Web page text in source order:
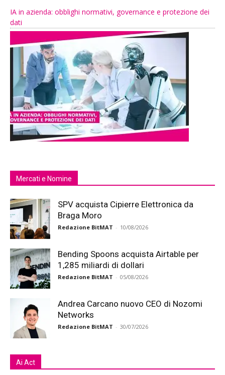
IA in azienda: obblighi normativi, governance e protezione dei
dati
Mercati e Nomine
SPV acquista Cipierre Elettronica da
Braga Moro
Redazione BitMAT - 10/08/2026
Bending Spoons acquista Airtable per
1,285 miliardi di dollari
Redazione BitMAT - 05/08/2026
Andrea Carcano nuovo CEO di Nozomi
Networks
Redazione BitMAT - 30/07/2026
Ai Act